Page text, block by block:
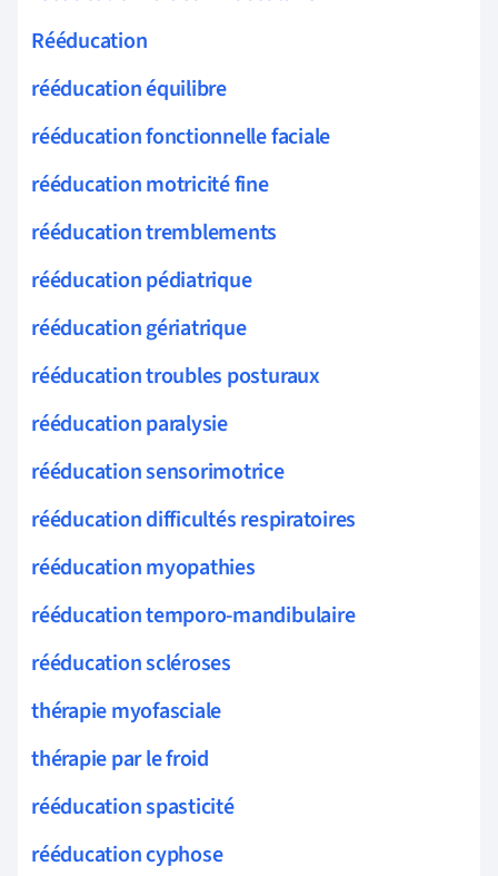
Rééducation
rééducation équilibre
rééducation fonctionnelle faciale
rééducation motricité fine
rééducation tremblements
rééducation pédiatrique
rééducation gériatrique
rééducation troubles posturaux
rééducation paralysie
rééducation sensorimotrice
rééducation difficultés respiratoires
rééducation myopathies
rééducation temporo-mandibulaire
rééducation scléroses
thérapie myofasciale
thérapie par le froid
rééducation spasticité
rééducation cyphose